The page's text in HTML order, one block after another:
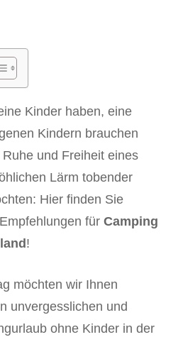
Kinder haben, eine
Kindern brauchen
und Freiheit eines
Lärm tobender
Hier finden Sie
für Camping
!
möchten wir Ihnen
unvergesslichen und
ohne Kinder in der